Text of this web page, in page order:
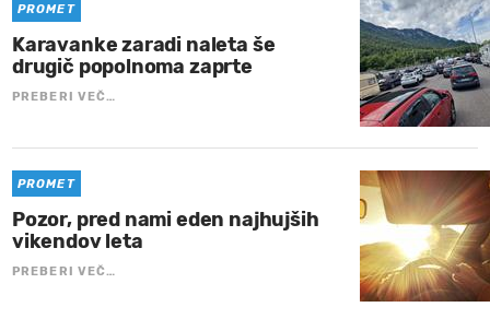
PROMET
Karavanke zaradi naleta še
drugič popolnoma zaprte
PREBERI VEČ…
PROMET
Pozor, pred nami eden najhujših
vikendov leta
PREBERI VEČ…